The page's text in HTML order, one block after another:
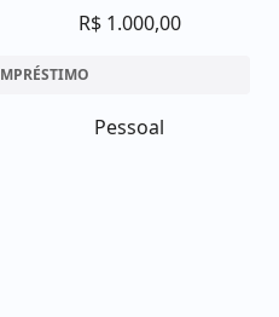
R$ 1.000,00
Pessoal